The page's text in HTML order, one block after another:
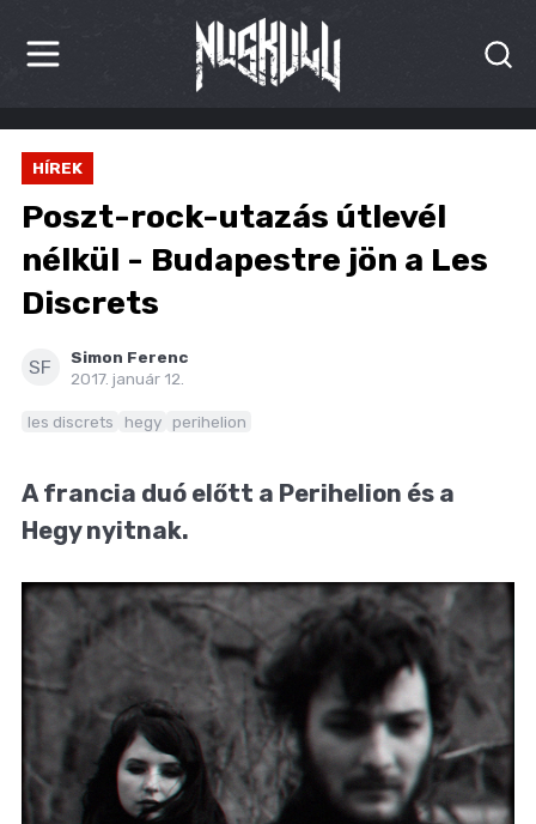
HÍREK
KRITIKÁK
BESZÁMOLÓK
INTERJÚK
PREMIEREK
BLOG
HÍREK
Poszt-rock-utazás útlevél
nélkül - Budapestre jön a Les
Discrets
SF
Simon Ferenc
2017. január 12.
les discrets hegy perihelion
A francia duó előtt a Perihelion és a
Hegy nyitnak.